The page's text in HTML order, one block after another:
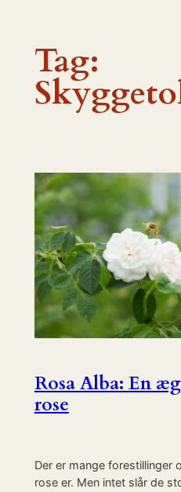
Tag:
Rosa Alba: En
rose
Der er mange forestillinger
rose er. Men intet slår de